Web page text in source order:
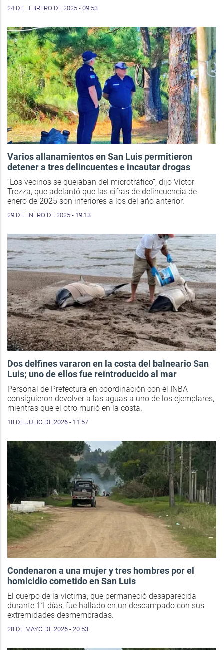
24 DE FEBRERO DE 2025 - 09:53
Varios allanamientos en San Luis permitieron
detener a tres delincuentes e incautar drogas
“Los vecinos se quejaban del microtráfico”, dijo Víctor
Trezza, que adelantó que las cifras de delincuencia de
enero de 2025 son inferiores a los del año anterior.
29 DE ENERO DE 2025 - 19:13
Dos delfines vararon en la costa del balneario San
Luis; uno de ellos fue reintroducido al mar
Personal de Prefectura en coordinación con el INBA
consiguieron devolver a las aguas a uno de los ejemplares,
mientras que el otro murió en la costa.
18 DE JULIO DE 2026 - 11:57
Condenaron a una mujer y tres hombres por el
homicidio cometido en San Luis
El cuerpo de la víctima, que permaneció desaparecida
durante 11 días, fue hallado en un descampado con sus
extremidades desmembradas.
28 DE MAYO DE 2026 - 20:53